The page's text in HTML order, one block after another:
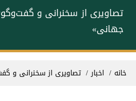
تصاویری از سخنرانی و
جهانی»
مسیر راهنما
خانه اخبار تصاویری از سخنرانی و